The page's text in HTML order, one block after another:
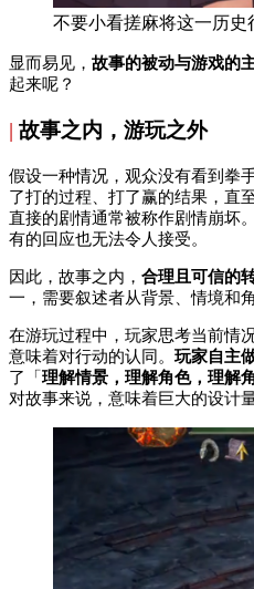
不要小看搓麻将这一历史
显而易见， 故事的被动与游戏的
起来呢？
| 故事之内，游玩之外
假设一种情况，观众没有看到拳
了打的过程、打了赢的结果，直
直接的剧情通常被称作剧情崩坏
有的回应也无法令人接受。
因此，故事之内， 合理且可信的
一，需要叙述者从背景、情境和
在游玩过程中，玩家思考当前情
意味着对行动的认同。 玩家自主
了「理解情景，理解角色，理解
对故事来说，意味着巨大的设计量